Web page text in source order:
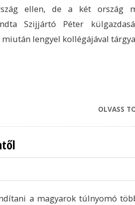
ellen, de a két ország
Szijjártó Péter
lengyel kollégájával
OLVASS
a magyarok túlnyomó